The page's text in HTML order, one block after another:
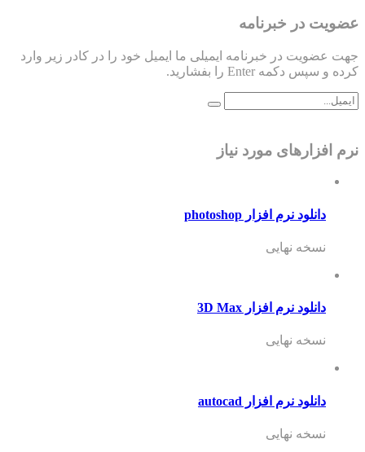
عضویت در خبرنامه
جهت عضویت در خبرنامه ایمیلی ما ایمیل خود را در کادر زیر وارد
کرده و سپس دکمه Enter را بفشارید.
نرم افزارهای مورد نیاز
دانلود نرم افزار photoshop
نسخه نهایی
دانلود نرم افزار 3D Max
نسخه نهایی
دانلود نرم افزار autocad
نسخه نهایی